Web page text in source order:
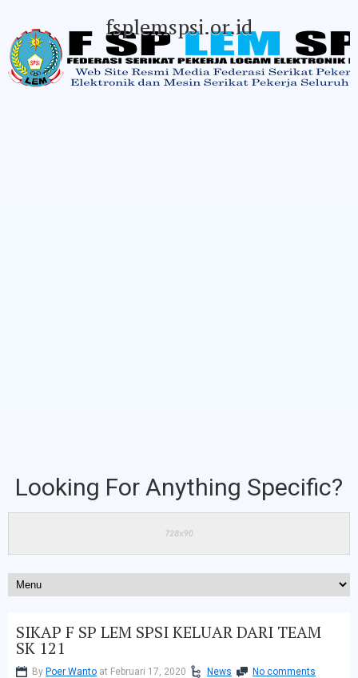
fsplemspsi.or.id
Looking For Anything Specific?
SIKAP F SP LEM SPSI KELUAR DARI TEAM
SK 121
By Poer Wanto at Februari 17, 2020 News No comments